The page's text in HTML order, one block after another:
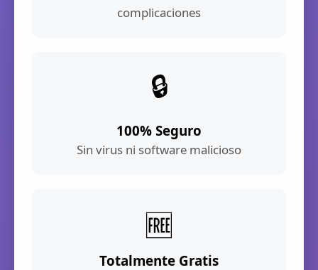
complicaciones
🔒
100% Seguro
Sin virus ni software malicioso
🆓
Totalmente Gratis